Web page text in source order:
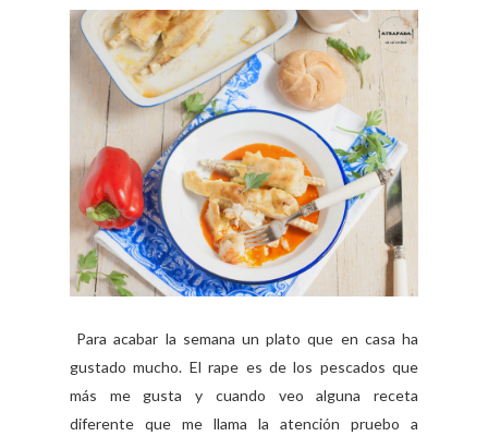
Para acabar la semana un plato que en casa ha
gustado mucho. El rape es de los pescados que
más me gusta y cuando veo alguna receta
diferente que me llama la atención pruebo a